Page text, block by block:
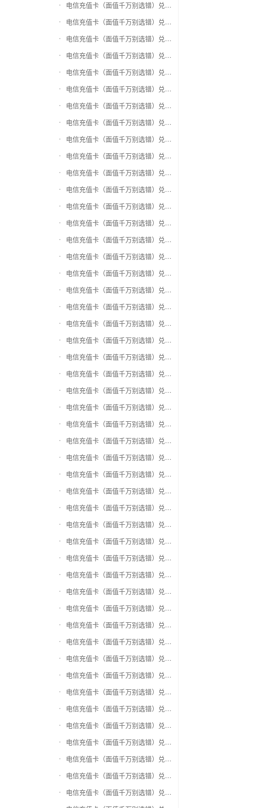
电信充值卡（面值千万别选错）兑换叮咚买菜（限通用礼品卡）
电信充值卡（面值千万别选错）兑换上海家化卡
电信充值卡（面值千万别选错）兑换山东一卡通
电信充值卡（面值千万别选错）兑换大众E卡通
电信充值卡（面值千万别选错）兑换杭州市民卡
电信充值卡（面值千万别选错）兑换驴妈妈礼品卡
电信充值卡（面值千万别选错）兑换永辉超市卡（限实体卡）
电信充值卡（面值千万别选错）兑换中百超市购物卡
电信充值卡（面值千万别选错）兑换爱奇艺会员激活码
电信充值卡（面值千万别选错）兑换腾讯视频会员激活码
电信充值卡（面值千万别选错）兑换优酷会员激活码
电信充值卡（面值千万别选错）兑换搜狐视频
电信充值卡（面值千万别选错）兑换芒果TV
电信充值卡（面值千万别选错）兑换QQ音乐
电信充值卡（面值千万别选错）兑换酷狗音乐
电信充值卡（面值千万别选错）兑换周黑鸭
电信充值卡（面值千万别选错）兑换一号店礼品卡
电信充值卡（面值千万别选错）兑换亚马逊（只要实体卡）
电信充值卡（面值千万别选错）兑换中粮我买网礼品卡
电信充值卡（面值千万别选错）兑换当当礼品卡
电信充值卡（面值千万别选错）兑换国美红券
电信充值卡（面值千万别选错）兑换盛付通卡
电信充值卡（面值千万别选错）兑换付费通
电信充值卡（面值千万别选错）兑换得仕通卡
电信充值卡（面值千万别选错）兑换便利通卡
电信充值卡（面值千万别选错）兑换同程旅游卡
电信充值卡（面值千万别选错）兑换万能消费卡
电信充值卡（面值千万别选错）兑换生活杉德卡
电信充值卡（面值千万别选错）兑换世通卡
电信充值卡（面值千万别选错）兑换商盟卡
电信充值卡（面值千万别选错）兑换赢点生活卡
电信充值卡（面值千万别选错）兑换智惠卡
电信充值卡（面值千万别选错）兑换途牛商旅卡
电信充值卡（面值千万别选错）兑换天天一卡通
电信充值卡（面值千万别选错）兑换(易初)卜蜂莲花礼品卡
电信充值卡（面值千万别选错）兑换神州运通超级卡(运通网购卡)
电信充值卡（面值千万别选错）兑换中石油省卡
电信充值卡（面值千万别选错）兑换必胜客
电信充值卡（面值千万别选错）兑换星巴克
电信充值卡（面值千万别选错）兑换哈根达斯电子券
电信充值卡（面值千万别选错）兑换平安1768欢乐豆
电信充值卡（面值千万别选错）兑换金山一卡通
电信充值卡（面值千万别选错）兑换汉购通
电信充值卡（面值千万别选错）兑换肯德基
电信充值卡（面值千万别选错）兑换CoCo
电信充值卡（面值千万别选错）兑换COSTA
电信充值卡（面值千万别选错）兑换滴滴打车
电信充值卡（面值千万别选错）兑换锦江e卡通(锦江一卡通)